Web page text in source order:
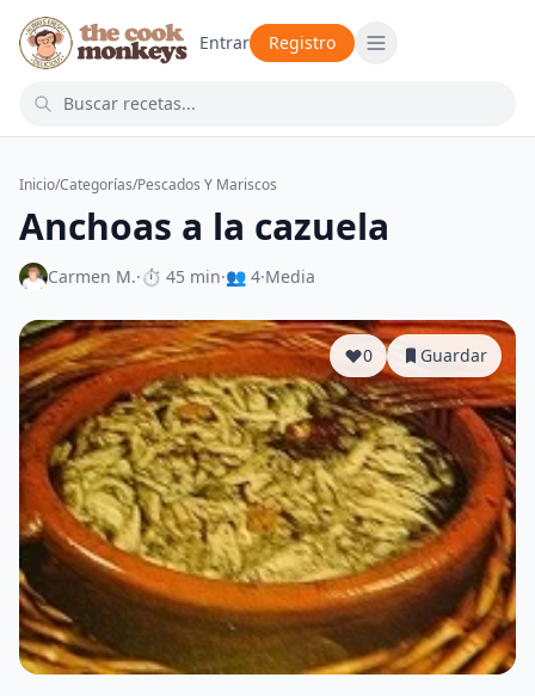
Entrar Registro
Inicio/Categorías/Pescados Y Mariscos
Anchoas a la cazuela
Carmen M.·⏱ 45 min·👥 4·Media
0 Guardar